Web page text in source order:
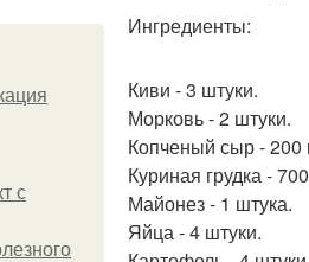
с
Ингредиенты:
Киви - 3 штуки.
Морковь - 2 штуки.
Копченый сыр - 200
Куриная грудка -
Майонез - 1 штука.
Яйца - 4 штуки.